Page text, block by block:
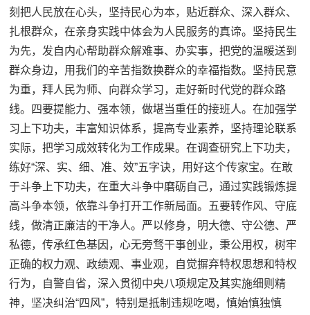
刻把人民放在心头，坚持民心为本，贴近群众、深入群众、
扎根群众，在亲身实践中体会为人民服务的真谛。坚持民生
为先，发自内心帮助群众解难事、办实事，把党的温暖送到
群众身边，用我们的辛苦指数换群众的幸福指数。坚持民意
为重，拜人民为师、向群众学习，走好新时代党的群众路
线。四要提能力、强本领，做堪当重任的接班人。在加强学
习上下功夫，丰富知识体系，提高专业素养，坚持理论联系
实际，把学习成效转化为工作成果。在调查研究上下功夫，
练好“深、实、细、准、效”五字诀，用好这个传家宝。在敢
于斗争上下功夫，在重大斗争中磨砺自己，通过实践锻炼提
高斗争本领，依靠斗争打开工作新局面。五要转作风、守底
线，做清正廉洁的干净人。严以修身，明大德、守公德、严
私德，传承红色基因，心无旁骛干事创业，秉公用权，树牢
正确的权力观、政绩观、事业观，自觉摒弃特权思想和特权
行为，自警自省，深入贯彻中央八项规定及其实施细则精
神，坚决纠治“四风”，特别是抵制违规吃喝，慎始慎独慎